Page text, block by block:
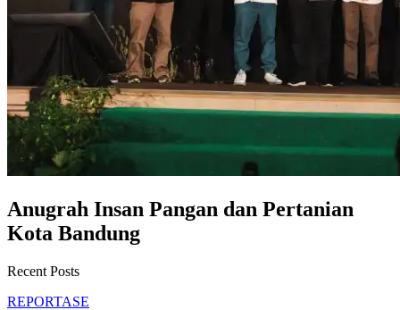
Anugrah Insan Pangan dan Pertanian
Kota Bandung
Recent Posts
REPORTASE